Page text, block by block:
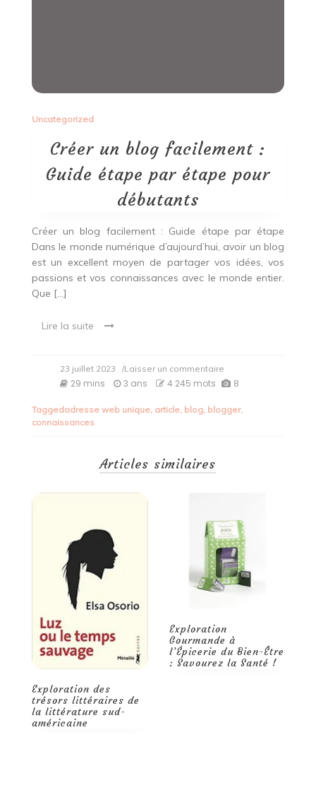
Uncategorized
Créer un blog facilement :
Guide étape par étape pour
débutants
Créer un blog facilement : Guide étape par étape
Dans le monde numérique d’aujourd’hui, avoir un blog
est un excellent moyen de partager vos idées, vos
passions et vos connaissances avec le monde entier.
Que […]
Lire la suite
23 juillet 2023 /Laisser un commentaire
Créer
blog
29 mins 3 ans 4 245 mots 8
Taggedadresse web unique, article, blog, blogger,
connaissances
Articles similaires
Exploration
Gourmande à
l’Épicerie du Bien-Être
: Savourez la Santé !
Trouvez l’harmonie